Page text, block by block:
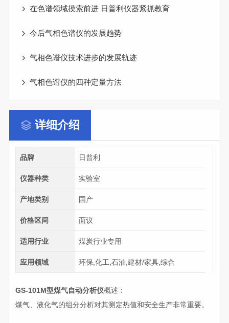
在色谱领域摸索前进 日普利仪器紧抓教育
今后气相色谱仪的发展趋势
气相色谱仪技术进步的发展轨迹
气相色谱仪的四种定量方法
详细介绍
品牌 日普利
仪器种类 实验室
产地类别 国产
价格区间 面议
适用行业 煤炭行业专用
应用领域 环保,化工,石油,建材/家具,综合
GS-101M型煤气自动分析仪概述：
煤气、液化气的组分分析对其测定热值和安全生产非常重要。